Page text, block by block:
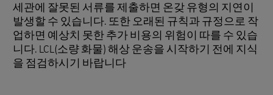
세관에 잘못된 서류를 제출하면 온갖 유형의 지연이
발생할 수 있습니다. 또한 오래된 규칙과 규정으로 작
업하면 예상치 못한 추가 비용의 위험이 따를 수 있습
니다. LCL(소량 화물) 해상 운송을 시작하기 전에 지식
을 점검하시기 바랍니다